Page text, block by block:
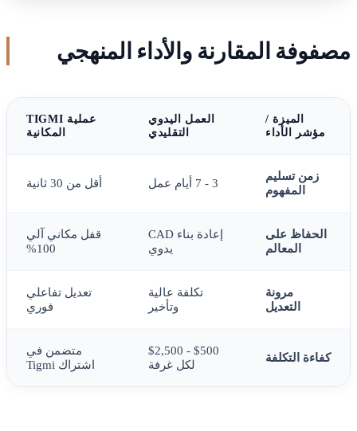
مصفوفة المقارنة والأداء المنهجي
الميزة /
مؤشر الأداء
العمل اليدوي
التقليدي
عملية TIGMI
المكانية
زمن تسليم
المفهوم
3 - 7 أيام عمل أقل من 30 ثانية
الحفاظ على
المعالم
إعادة بناء CAD
يدوي
قفل مكاني آلي
100%
مرونة
التعديل
تكلفة عالية
وتأخير
تعديل تفاعلي
فوري
كفاءة التكلفة
$500 - $2,500
لكل غرفة
متضمن في
اشتراك Tigmi